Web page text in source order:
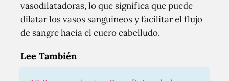
vasodilatadoras, lo que significa que puede
dilatar los vasos sanguíneos y facilitar el flujo
de sangre hacia el cuero cabelludo.
Lee También